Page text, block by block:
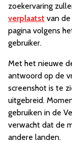
zoekervaring
verplaatst van
pagina volgens
gebruiker.
Met het nieuwe
antwoord op de
screenshot is te
uitgebreid.
gebruiken in de
verwacht dat de
andere landen.